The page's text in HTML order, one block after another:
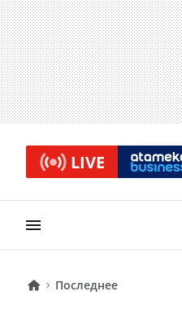
LIVE
Последнее